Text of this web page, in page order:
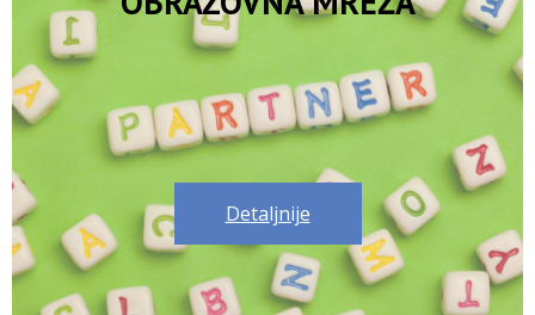
Detaljnije